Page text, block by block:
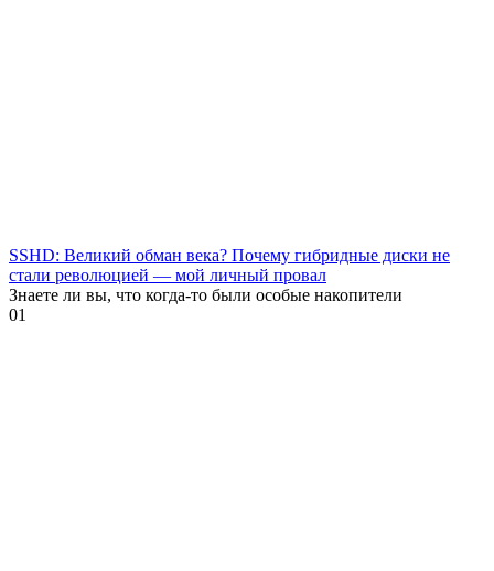
SSHD: Великий обман века? Почему гибридные диски не
стали революцией — мой личный провал
Знаете ли вы, что когда-то были особые накопители
01